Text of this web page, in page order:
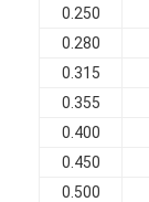
Шелковые
0.250
0.280
0.315
0.355
0.400
0.450
0.500